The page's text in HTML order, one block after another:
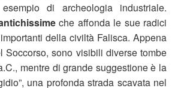
di archeologia industriale.
che affonda le sue radici
della civiltà Falisca. Appena
sono visibili diverse tombe
mentre di grande suggestione è la
una profonda strada scavata nel